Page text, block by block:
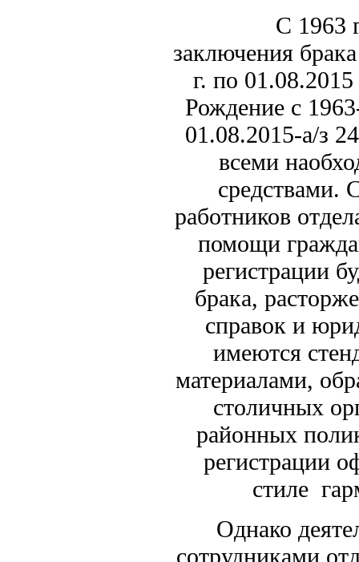
С 1963
заключения
г. по 01.08.2015
Рождение с
01.08.2015-а/з
всеми
средствами.
работников
помощи
регистрации
брака,
справок и
имеются
материалами,
столичных
районных
регистрации
стиле
Однако
сотрудниками